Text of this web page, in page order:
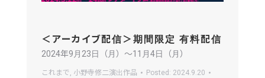
＜アーカイブ配信＞期間限定 有料配信
2024年9月23日（月）〜11月4日（月）
これまで, 小野寺修二演出作品 Posted: 2024.9.20